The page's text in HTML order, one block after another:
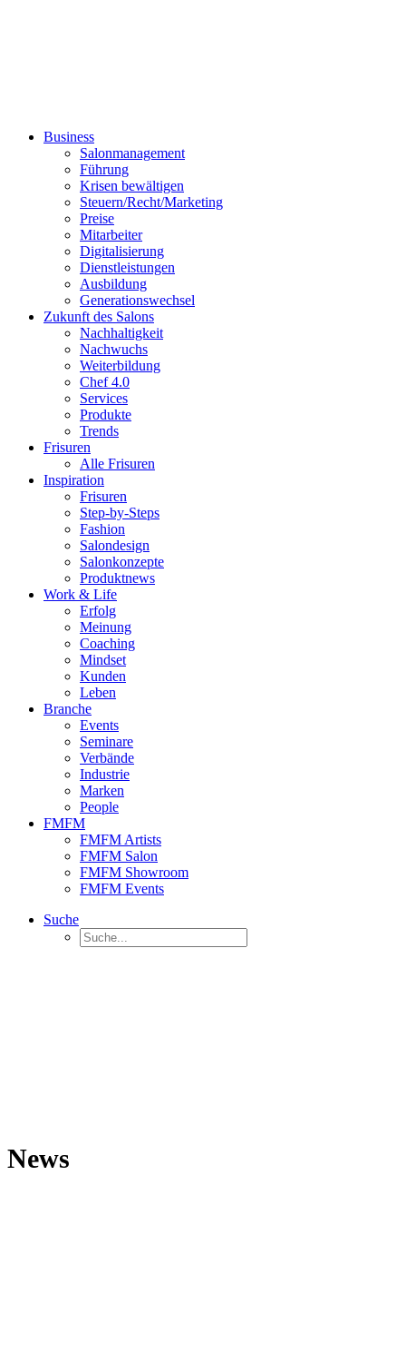
Business
Salonmanagement
Führung
Krisen bewältigen
Steuern/Recht/Marketing
Preise
Mitarbeiter
Digitalisierung
Dienstleistungen
Ausbildung
Generationswechsel
Zukunft des Salons
Nachhaltigkeit
Nachwuchs
Weiterbildung
Chef 4.0
Services
Produkte
Trends
Frisuren
Alle Frisuren
Inspiration
Frisuren
Step-by-Steps
Fashion
Salondesign
Salonkonzepte
Produktnews
Work & Life
Erfolg
Meinung
Coaching
Mindset
Kunden
Leben
Branche
Events
Seminare
Verbände
Industrie
Marken
People
FMFM
FMFM Artists
FMFM Salon
FMFM Showroom
FMFM Events
Suche
News